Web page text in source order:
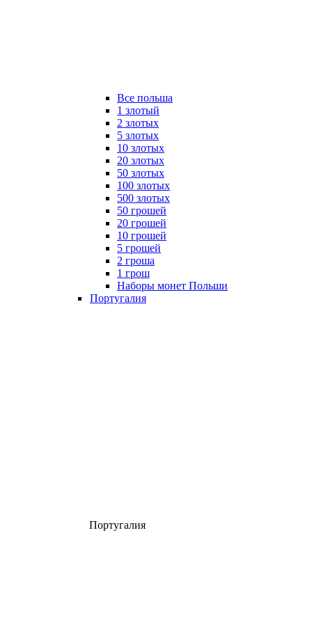
Все польша
1 злотый
2 злотых
5 злотых
10 злотых
20 злотых
50 злотых
100 злотых
500 злотых
50 грошей
20 грошей
10 грошей
5 грошей
2 гроша
1 грош
Наборы монет Польши
Португалия
Португалия